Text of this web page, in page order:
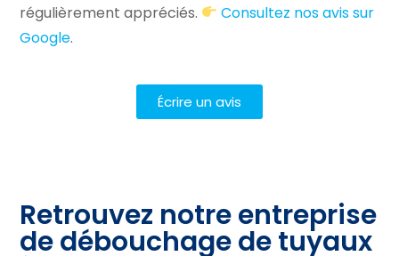
régulièrement appréciés.
Consultez nos avis sur
Google.
Écrire un avis
Retrouvez notre entreprise
de débouchage de tuyaux